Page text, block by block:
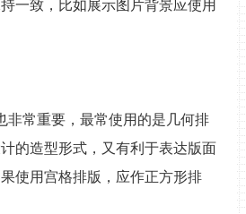
一致，比如展示图片背景应使用
常重要，最常使用的是几何排
的造型形式，又有利于表达版面
使用宫格排版，应作正方形排